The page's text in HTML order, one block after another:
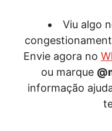
Viu algo
Envie agora no
ou marque
informação